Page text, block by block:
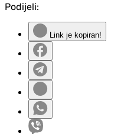
Podijeli:
Link je kopiran!